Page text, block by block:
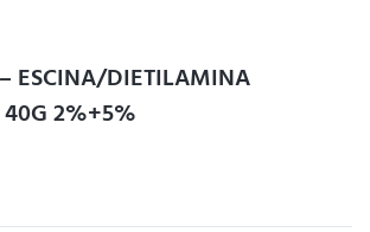
ESCINA/DIETILAMINA
40G 2%+5%